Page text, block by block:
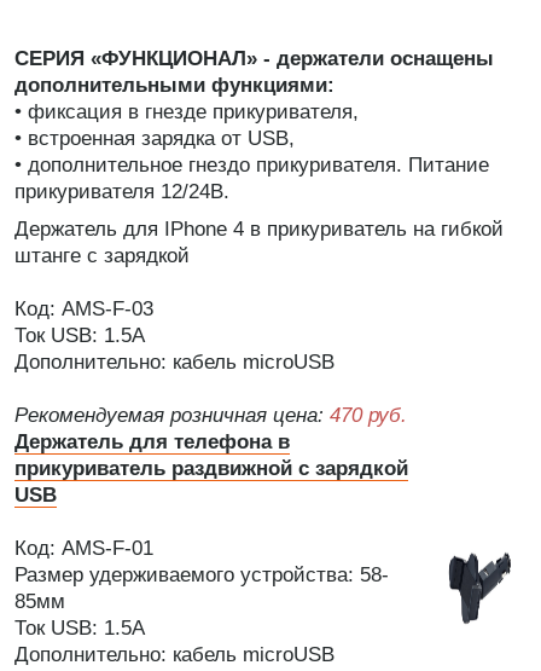
СЕРИЯ «ФУНКЦИОНАЛ» - держатели оснащены
дополнительными функциями:
• фиксация в гнезде прикуривателя,
• встроенная зарядка от USB,
• дополнительное гнездо прикуривателя. Питание
прикуривателя 12/24В.
Держатель для IPhone 4 в прикуриватель на гибкой
штанге с зарядкой
Код: AMS-F-03
Ток USB: 1.5А
Дополнительно: кабель microUSB
Рекомендуемая розничная цена: 470 руб.
Держатель для телефона в
прикуриватель раздвижной с зарядкой
USB
Код: AMS-F-01
Размер удерживаемого устройства: 58-
85мм
Ток USB: 1.5А
Дополнительно: кабель microUSB